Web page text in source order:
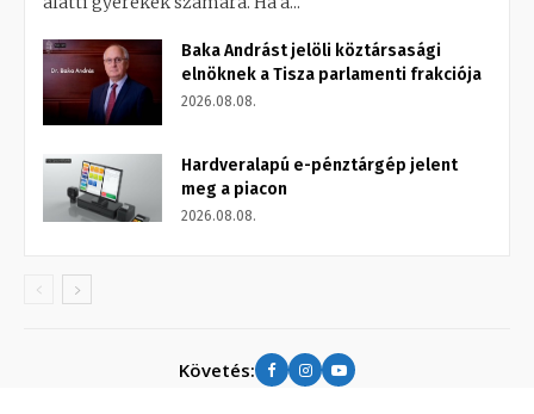
Baka Andrást jelöli köztársasági
elnöknek a Tisza parlamenti frakciója
2026.08.08.
Hardveralapú e-pénztárgép jelent
meg a piacon
2026.08.08.
Követés: